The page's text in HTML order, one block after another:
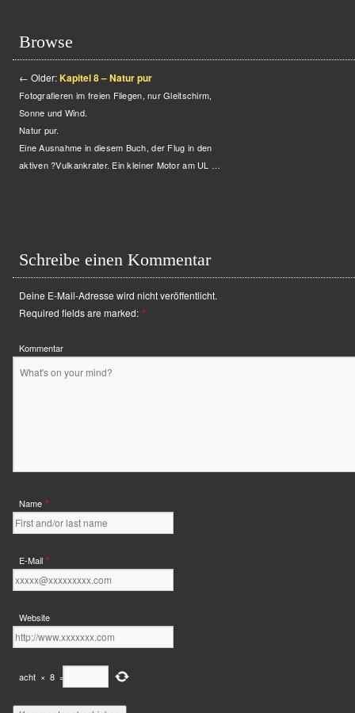
Browse
← Older:Kapitel 8 – Natur pur
Fotografieren im freien Fliegen, nur Gleitschirm,
Sonne und Wind.
Natur pur.
Eine Ausnahme in diesem Buch, der Flug in den
aktiven ?Vulkankrater. Ein kleiner Motor am UL …
Schreibe einen Kommentar
Deine E-Mail-Adresse wird nicht veröffentlicht.
Required fields are marked: *
Kommentar
Name *
E-Mail *
Website
acht × 8 =